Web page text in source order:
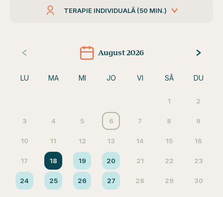
TERAPIE INDIVIDUALĂ (50 MIN.)
August 2026
LU MA MI JO VI SÂ DU
1 2
3 4 5 6 7 8 9
10 11 12 13 14 15 16
17 18 19 20 21 22 23
24 25 26 27 28 29 30